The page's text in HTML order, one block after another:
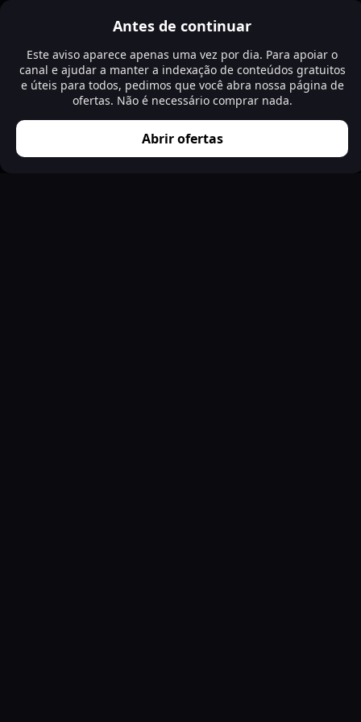
Antes de continuar
Este aviso aparece apenas uma vez por dia. Para apoiar o
canal e ajudar a manter a indexação de conteúdos gratuitos
e úteis para todos, pedimos que você abra nossa página de
ofertas. Não é necessário comprar nada.
Abrir ofertas